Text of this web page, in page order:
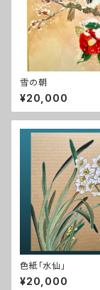
雪の朝
¥20,000
色紙「水仙」
¥20,000